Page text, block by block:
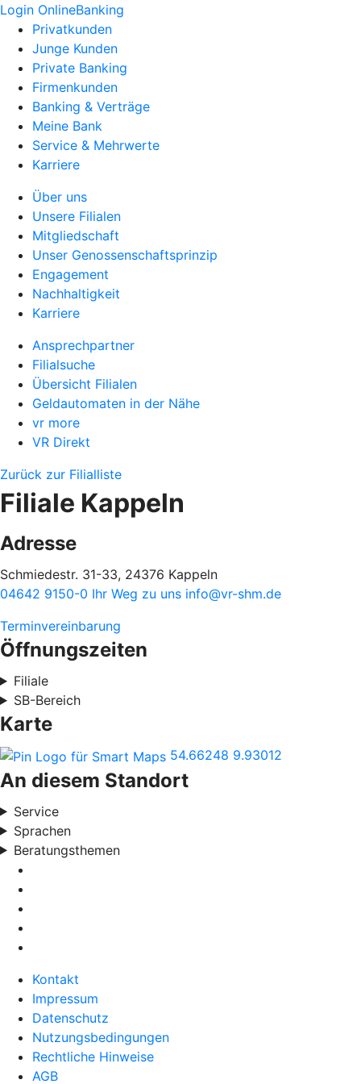
Login OnlineBanking
Privatkunden
Junge Kunden
Private Banking
Firmenkunden
Banking & Verträge
Meine Bank
Service & Mehrwerte
Karriere
Über uns
Unsere Filialen
Mitgliedschaft
Unser Genossenschaftsprinzip
Engagement
Nachhaltigkeit
Karriere
Ansprechpartner
Filialsuche
Übersicht Filialen
Geldautomaten in der Nähe
vr more
VR Direkt
Zurück zur Filialliste
Filiale Kappeln
Adresse
Schmiedestr. 31-33, 24376 Kappeln
04642 9150-0 Ihr Weg zu uns info@vr-shm.de
Terminvereinbarung
Öffnungszeiten
Filiale
SB-Bereich
Karte
54.66248 9.93012
An diesem Standort
Service
Sprachen
Beratungsthemen
Kontakt
Impressum
Datenschutz
Nutzungsbedingungen
Rechtliche Hinweise
AGB